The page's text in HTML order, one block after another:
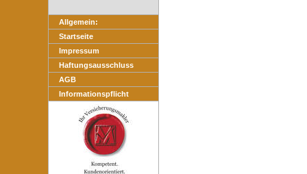
Allgemein:
Startseite
Impressum
Haftungsausschluss
AGB
Informationspflicht